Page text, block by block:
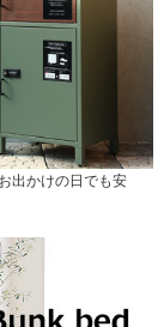
出かけの日でも安